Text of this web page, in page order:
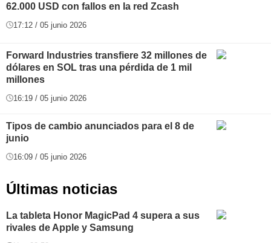
62.000 USD con fallos en la red Zcash
17:12 / 05 junio 2026
Forward Industries transfiere 32 millones de
dólares en SOL tras una pérdida de 1 mil
millones
16:19 / 05 junio 2026
Tipos de cambio anunciados para el 8 de
junio
16:09 / 05 junio 2026
Últimas noticias
La tableta Honor MagicPad 4 supera a sus
rivales de Apple y Samsung